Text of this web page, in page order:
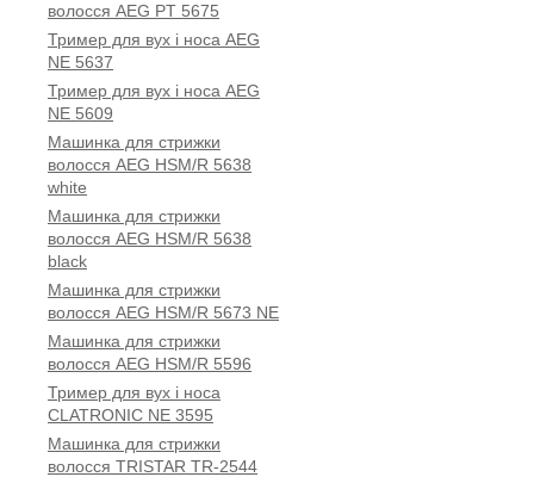
волосся AEG PT 5675
Тример для вух і носа AEG
NE 5637
Тример для вух і носа AEG
NE 5609
Машинка для стрижки
волосся AEG HSM/R 5638
white
Машинка для стрижки
волосся AEG HSM/R 5638
black
Машинка для стрижки
волосся AEG HSM/R 5673 NE
Машинка для стрижки
волосся AEG HSM/R 5596
Тример для вух і носа
CLATRONIC NE 3595
Машинка для стрижки
волосся TRISTAR TR-2544